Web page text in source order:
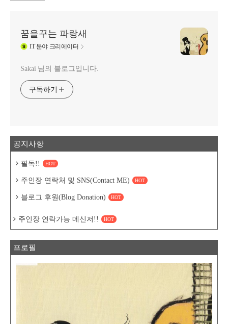
꿈을꾸는 파랑새
IT분야 크리에이터
Sakai 님의 블로그입니다.
구독하기
공지사항
필독!! HOT
주인장 연락처 및 SNS(Contact ME) HOT
블로그 후원(Blog Donation) HOT
주인장 연락가능 메신저!! HOT
프로필